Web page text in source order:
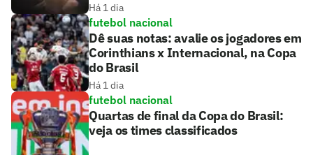
Há 1 dia
futebol nacional
Dê suas notas: avalie os jogadores em
Corinthians x Internacional, na Copa
do Brasil
Há 1 dia
futebol nacional
Quartas de final da Copa do Brasil:
veja os times classificados